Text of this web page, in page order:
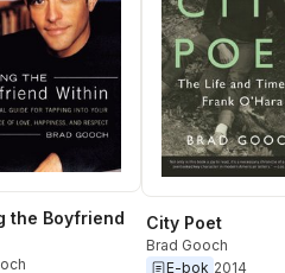
the Boyfriend
City Poet
Brad Gooch
E-bok 2014